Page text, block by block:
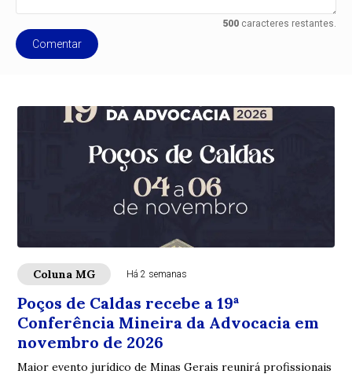
500caracteres restantes.
Comentar
Coluna MG Há 2 semanas
Poços de Caldas recebe a 19ª
Conferência Mineira da Advocacia em
novembro de 2026
Maior evento jurídico de Minas Gerais reunirá profissionais